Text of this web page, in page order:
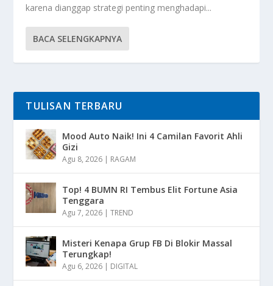
karena dianggap strategi penting menghadapi...
BACA SELENGKAPNYA
TULISAN TERBARU
Mood Auto Naik! Ini 4 Camilan Favorit Ahli
Gizi
Agu 8, 2026 | RAGAM
Top! 4 BUMN RI Tembus Elit Fortune Asia
Tenggara
Agu 7, 2026 |TREND
Misteri Kenapa Grup FB Di Blokir Massal
Terungkap!
Agu 6, 2026 | DIGITAL